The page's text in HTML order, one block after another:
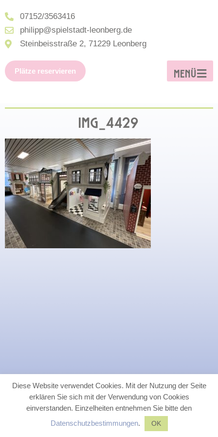
07152/3563416
philipp@spielstadt-leonberg.de
Steinbeisstraße 2, 71229 Leonberg
Plätze reservieren MENÜ
IMG_4429
Diese Website verwendet Cookies. Mit der Nutzung der Seite
erklären Sie sich mit der Verwendung von Cookies
einverstanden. Einzelheiten entnehmen Sie bitte den
Datenschutzbestimmungen. OK